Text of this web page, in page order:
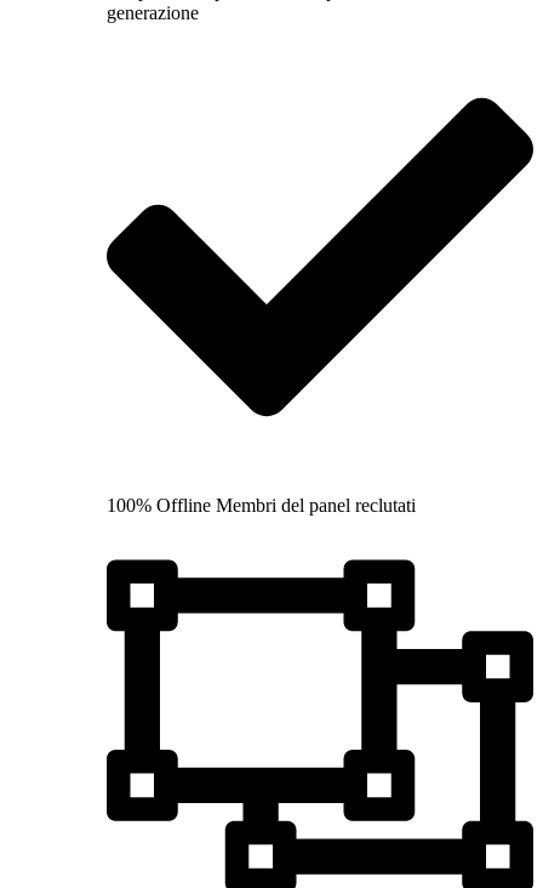
generazione
100% Offline Membri del panel reclutati